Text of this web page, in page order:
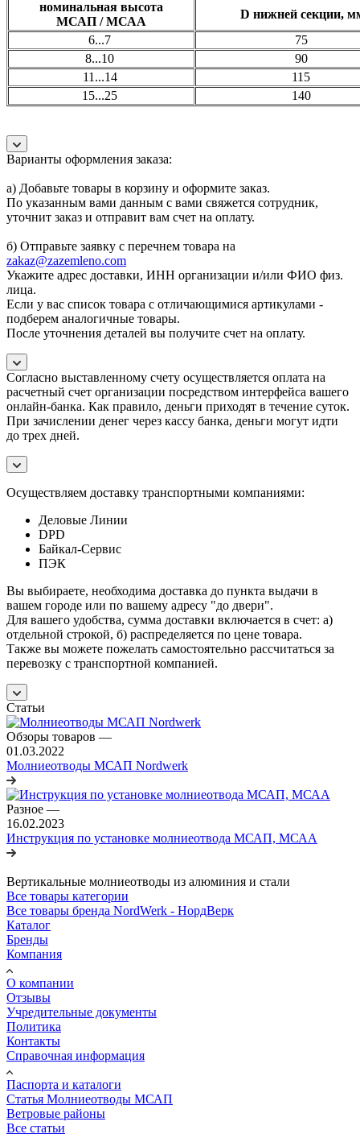
номинальная высота
МСАП / МСАА
D нижней секции,
6...7
75
8...10
90
11...14
115
15...25
140
Варианты оформления заказа:
а) Добавьте товары в корзину и оформите заказ.
По указанным вами данным с вами свяжется сотрудник,
уточнит заказ и отправит вам счет на оплату.
б) Отправьте заявку с перечнем товара на
zakaz@zazemleno.com
Укажите адрес доставки, ИНН организации и/или ФИО физ.
лица.
Если у вас список товара с отличающимися артикулами -
подберем аналогичные товары.
После уточнения деталей вы получите счет на оплату.
Согласно выставленному счету осуществляется оплата на
расчетный счет организации посредством интерфейса вашего
онлайн-банка. Как правило, деньги приходят в течение суток.
При зачислении денег через кассу банка, деньги могут идти
до трех дней.
Осуществляем доставку транспортными компаниями:
Деловые Линии
DPD
Байкал-Сервис
ПЭК
Вы выбираете, необходима доставка до пункта выдачи в
вашем городе или по вашему адресу "до двери".
Для вашего удобства, сумма доставки включается в счет: а)
отдельной строкой, б) распределяется по цене товара.
Также вы можете пожелать самостоятельно рассчитаться за
перевозку с транспортной компанией.
Статьи
Обзоры товаров —
01.03.2022
Молниеотводы МСАП Nordwerk
Разное —
16.02.2023
Инструкция по установке молниеотвода МСАП, МСАА
Вертикальные молниеотводы из алюминия и стали
Все товары категории
Все товары бренда NordWerk - НордВерк
Каталог
Бренды
Компания
О компании
Отзывы
Учредительные документы
Политика
Контакты
Справочная информация
Паспорта и каталоги
Статья Молниеотводы МСАП
Ветровые районы
Все статьи